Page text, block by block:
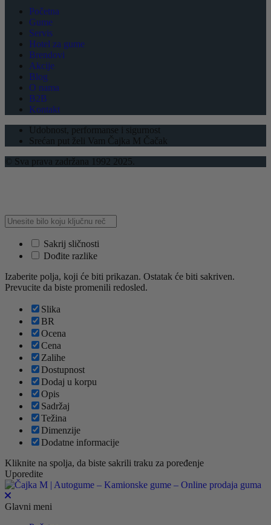
Početna
Gume
Servis
Hotel za gume
Brendovi
Akcije
Blog
O nama
B2B
Kontakt
Udobnost, performanse i sigurnost
Srećan put želi Vam Čajka M Čačak
© Sva prava zadržana 1992 2025.
Sakrij sličnosti
Dođite razlike
Izaberite polja, koji će biti prikazan. Ostatak će biti sakriven.
Prevucite da biste promenili redosled.
Slika
BR
Ocena
Cena
Zalihe
Dostupnost
Dodaj u korpu
Opis
Sadržaj
Težina
Dimenzije
Dodatne informacije
Kliknite na spolja, da biste sakrili traku za poređenje
Uporedite
Glavni meni